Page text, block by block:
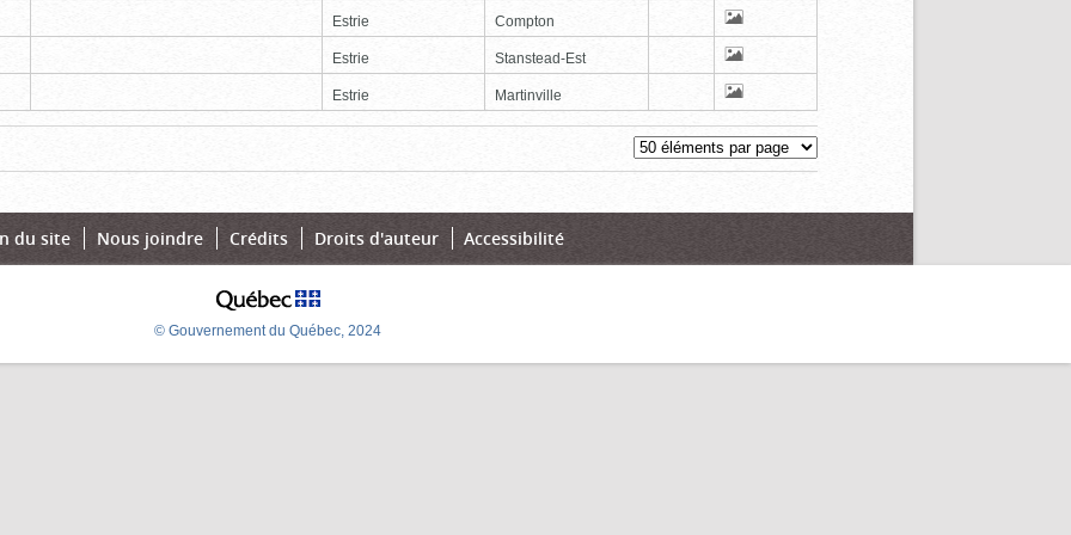
Estrie Compton
Estrie Stanstead-Est
Estrie Martinville
du site Nous joindre Crédits Droits d'auteur Accessibilité
© Gouvernement du Québec, 2024